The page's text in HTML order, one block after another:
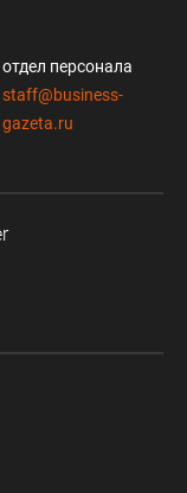
отдел персонала
staff@business-
gazeta.ru